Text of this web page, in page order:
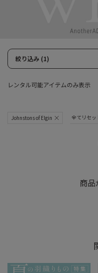
絞り込み (1)
レンタル可能アイテムのみ表示
Johnstons of Elgin 全てリセッ
商